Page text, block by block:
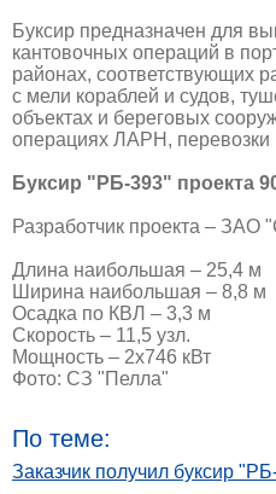
Буксир предназначен для
кантовочных операций в
районах, соответствующих
с мели кораблей и судов,
объектах и береговых
операциях ЛАРН, перевозки
Буксир "РБ-393" проекта
Разработчик проекта – ЗАО
Длина наибольшая – 25,4 м
Ширина наибольшая – 8,8 м
Осадка по КВЛ – 3,3 м
Скорость – 11,5 узл.
Мощность – 2х746 кВт
Фото: СЗ "Пелла"
По теме:
Заказчик получил буксир